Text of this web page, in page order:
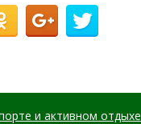
и активном отдыхе